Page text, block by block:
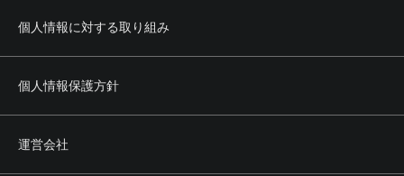
個人情報に対する取り組み
個人情報保護方針
運営会社